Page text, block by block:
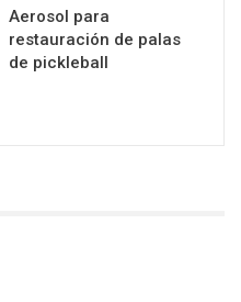
Aerosol para
restauración de palas
de pickleball